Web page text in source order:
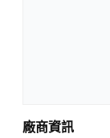
廠商資訊